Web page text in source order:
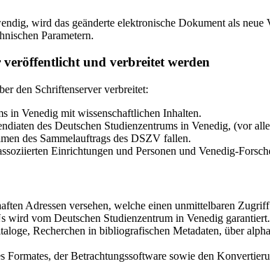
wird das geänderte elektronische Dokument als neue
Parametern.
und verbreitet werden
den Schriftenserver verbreitet:
in Venedig mit wissenschaftlichen Inhalten.
des Deutschen Studienzentrums in Venedig, (vor
des Sammelauftrags des DSZV fallen.
Einrichtungen und Personen und Venedig-
Adressen versehen, welche einen unmittelbaren
vom Deutschen Studienzentrum in Venedig garantiert.
Recherchen in bibliografischen Metadaten, über
der Betrachtungssoftware sowie den